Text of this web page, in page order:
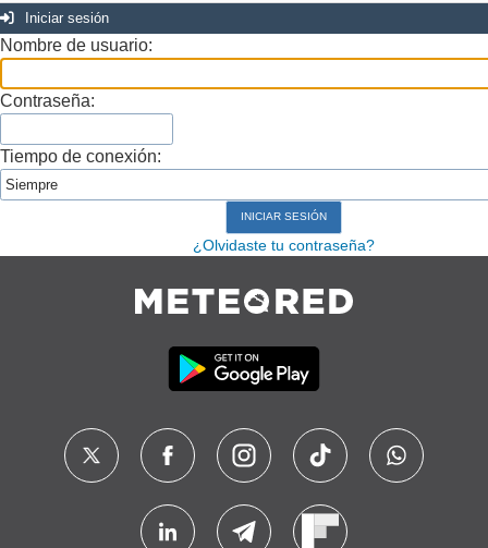
Iniciar sesión
Nombre de usuario:
Contraseña:
Tiempo de conexión:
¿Olvidaste tu contraseña?